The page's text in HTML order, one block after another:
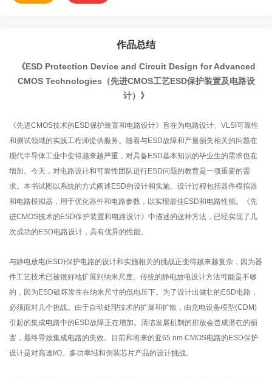
作品总结
《ESD Protection Device and Circuit Design for Advanced
CMOS Technologies（先进CMOS工艺ESD保护装置及电路设
计）》
《先进CMOS技术的ESD保护装置和电路设计》旨在为电路设计、VLSI可靠性
和测试领域的实践工程师提供服务。随着与ESD故障和产量损失相关的问题在
现代半导体工业中变得越来越严重，对具备ESD基本知识的毕业生的需求也在
增加。今天，对电路设计和可靠性团队进行ESD问题的教育是一项重要的需
求。本书试图以系统的方式阐述ESD的设计和实施。设计过程包括器件模拟器
和电路模拟器，用于优化器件和电路参数，以实现最佳ESD和电路性能。《先
进CMOS技术的ESD保护装置和电路设计》中描述的这种方法，已经实现了几
次成功的ESD电路设计，具有优异的性能。
与静电放电(ESD)保护电路的设计和实施相关的挑战正变得越来越复杂，因为器
件工艺技术已被很好地扩展到纳米尺度。传统的静电放电设计方法可能是不够
的，因为ESD破坏发生在纳米尺寸的低电压下。为了设计出健壮的ESD电路，
必须面对几个挑战。由于自动处理技术的扩展和扩散，由充电设备模型(CDM)
引起的集成电路中的ESD故障正在增加。清洁发展机制的排放会造成潜在的损
害，最终导致集成电路的失效。目前和将来的亚65 nm CMOS电路的ESD保护
设计是对高速I/O、多功率域和倒装芯片产品的设计挑战。